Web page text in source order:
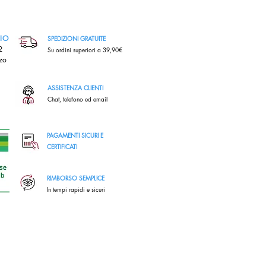
SPEDIZIONI GRATUITE
Su ordini superiori a 39,90€
ASSISTENZA CLIENTI
Chat, telefono ed email
PAGAMENTI SICURI E
CERTIFICATI
RIMBORSO SEMPLICE
In tempi rapidi e sicuri